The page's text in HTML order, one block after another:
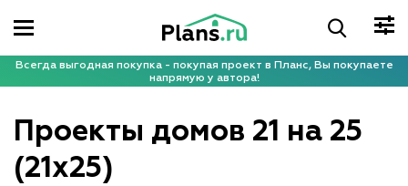
Всегда выгодная покупка - покупая проект в Планс, Вы покупаете
напрямую у автора!
Проекты домов 21 на 25
(21x25)